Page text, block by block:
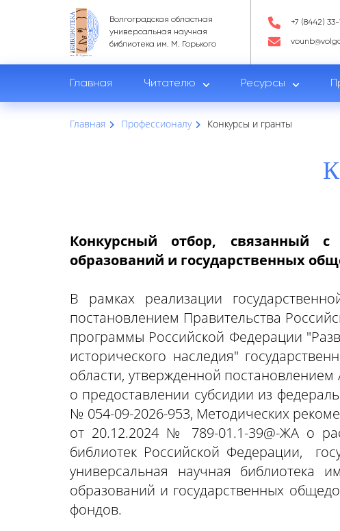
Волгоградская областная
универсальная научная
библиотека им. М. Горького
+7 (8442) 33-
Главная Читателю Ресурсы
Главная Профессионалу Конкурсы и гранты
Конкурсный отбор, связанный
образований и государственных
В рамках реализации
постановлением Правительства
программы Российской Федерации
исторического наследия"
области, утвержденной
о предоставлении субсидии из
№ 054-09-2026-953, Методических
от 20.12.2024 № 789-01.1-39@-ЖА о
библиотек Российской Федерации,
универсальная научная библиотека
образований и государственных
фондов.